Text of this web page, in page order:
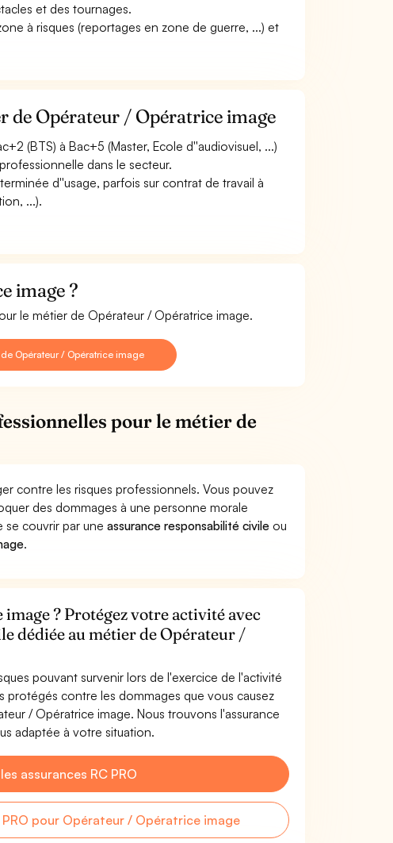
et des tournages.
à risques (reportages en zone de guerre, ...) et
de Opérateur / Opératrice image
(BTS) à Bac+5 (Master, Ecole d''audiovisuel, ...)
dans le secteur.
d''usage, parfois sur contrat de travail à
...).
image ?
le métier de Opérateur / Opératrice image.
Opérateur / Opératrice image
pour le métier de
contre les risques professionnels. Vous pouvez
des dommages à une personne morale
se couvrir par uneassurance responsabilité civile ou
.
? Protégez votre activité avec
dédiée au métier de Opérateur /
pouvant survenir lors de l'exercice de l'activité
protégés contre les dommages que vous causez
/ Opératrice image. Nous trouvons l'assurance
adaptée à votre situation.
assurances RC PRO
pour Opérateur / Opératrice image